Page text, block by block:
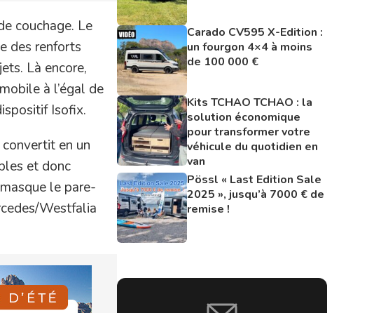
couchage. Le
des renforts
Là encore,
à l’égal de
Isofix.
en un
et donc
le pare-
Westfalia
Carado CV595 X-Edition :
un fourgon 4×4 à moins
de 100 000 €
Kits TCHAO TCHAO : la
solution économique
pour transformer votre
véhicule du quotidien en
van
Pössl « Last Edition Sale
2025 », jusqu’à 7000 € de
remise !